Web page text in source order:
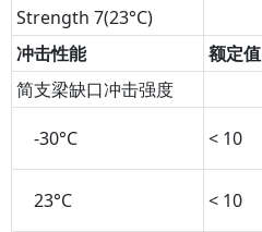
Strength 7(23°C)
冲击性能 额定值
简支梁缺口冲击强度
-30°C < 10
23°C < 10